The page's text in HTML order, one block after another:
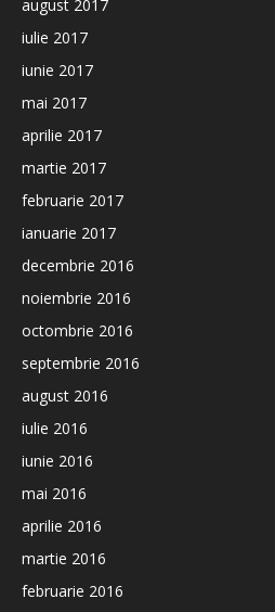
august 2017
iulie 2017
iunie 2017
mai 2017
aprilie 2017
martie 2017
februarie 2017
ianuarie 2017
decembrie 2016
noiembrie 2016
octombrie 2016
septembrie 2016
august 2016
iulie 2016
iunie 2016
mai 2016
aprilie 2016
martie 2016
februarie 2016